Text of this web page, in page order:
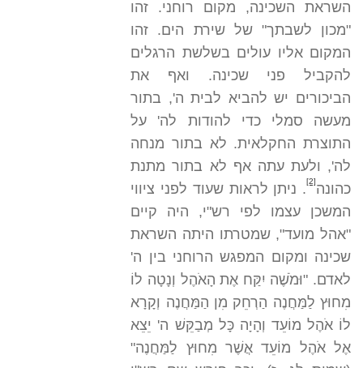
השראת השכינה, מקום רוחני. זהו
"מכון לשבתך" של שירת הים. זהו
המקום אליו עולים בשלשת הרגלים
להקביל פני שכינה. ואף את
הביכורים יש להביא לבית ה', בתור
מעשה סמלי כדי להודות לה' על
התוצרת החקלאית. לא בתור מנחה
לה', ולעת עתה אף לא בתור מתנת
כהונה[2]. ניתן לראות שעוד לפני ציווי
המשכן עצמו לפי רש"י, היה קיים
"אהל מועד", שמטרתו היתה השראת
שכינה ומקום המפגש הרוחני בין ה'
לאדם. "וּמֹשֶׁה יִקַּח אֶת הָאֹהֶל וְנָטָה לוֹ
מִחוּץ לַמַּחֲנֶה הַרְחֵק מִן הַמַּחֲנֶה וְקָרָא
לוֹ אֹהֶל מוֹעֵד וְהָיָה כָּל מְבַקֵּשׁ ה' יֵצֵא
אֶל אֹהֶל מוֹעֵד אֲשֶׁר מִחוּץ לַמַּחֲנֶה"